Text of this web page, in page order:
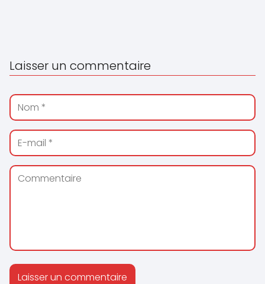
Laisser un commentaire